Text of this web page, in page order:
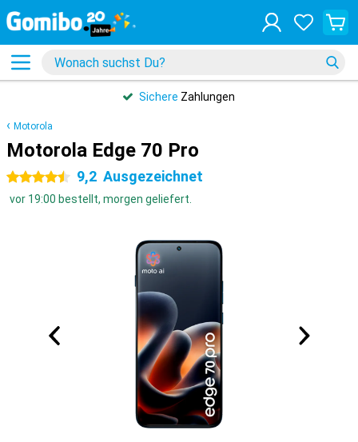
Sichere Zahlungen
Motorola
Motorola Edge 70 Pro
4.5 Sterne 9,2 Ausgezeichnet
vor 19:00 bestellt, morgen geliefert.